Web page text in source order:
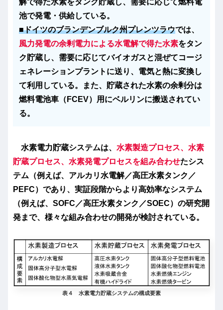
解で得た水素をタンク貯蔵し、需要に応じて燃料電
池で発電・供給している。
■ドイツのブランデンブルク州プレンツラウでは、
風力発電の余剰電力による水電解で得た水素をタン
ク貯蔵し、需要に応じてバイオガスと混ぜてコージ
ェネレーションプラントに送り、電気と熱に変換し
て利用している。また、貯蔵された水素の余剰分は
燃料電池車（FCEV）用にベルリンに搬送されてい
る。
水素電力貯蔵システムは、 水素製造プロセス、水素
貯蔵プロセス、水素発電プロセスを組み合わせたシス
テム（例えば、アルカリ水電解／高圧水素タンク／
PEFC）であり、実証段階からより高効率なシステム
（例えば、SOFC／高圧水素タンク／SOEC）の研究開
発まで、様々な組み合わせの開発が検討されている。
表４ 水素電力貯蔵システムの構成要素